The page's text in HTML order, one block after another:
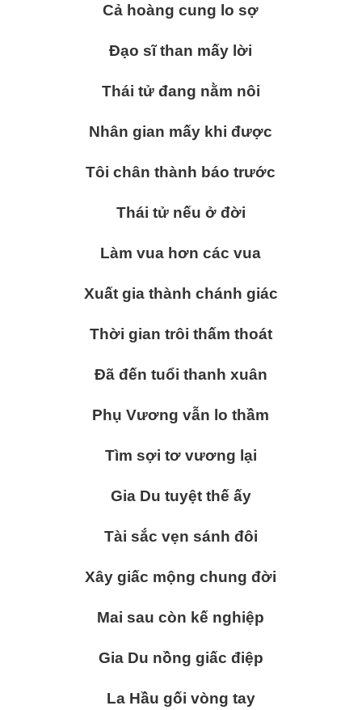
Cả hoàng cung lo sợ
Đạo sĩ than mấy lời
Thái tử đang nằm nôi
Nhân gian mấy khi được
Tôi chân thành báo trước
Thái tử nếu ở đời
Làm vua hơn các vua
Xuất gia thành chánh giác
Thời gian trôi thấm thoát
Đã đến tuổi thanh xuân
Phụ Vương vẫn lo thầm
Tìm sợi tơ vương lại
Gia Du tuyệt thế ấy
Tài sắc vẹn sánh đôi
Xây giấc mộng chung đời
Mai sau còn kế nghiệp
Gia Du nồng giấc điệp
La Hầu gối vòng tay